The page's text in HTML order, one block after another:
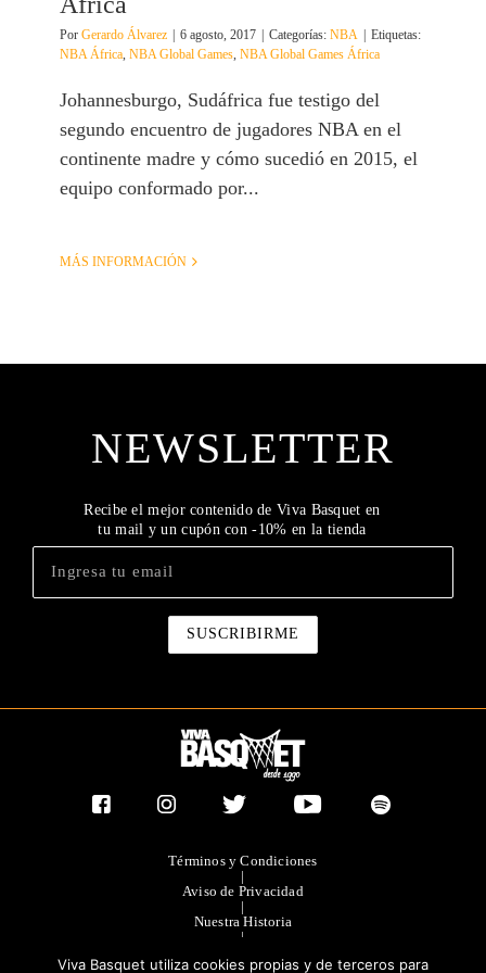
Por Gerardo Álvarez 6 agosto, 2017 Categorías: NBA
Etiquetas:
NBA África, NBA Global Games, NBA Global Games África
Johannesburgo, Sudáfrica fue testigo del
segundo encuentro de jugadores NBA en el
continente madre y cómo sucedió en 2015, el
equipo conformado por...
MÁS INFORMACIÓN
NEWSLETTER
Recibe el mejor contenido de Viva Basquet en
tu mail y un cupón con -10% en la tienda
Términos y Condiciones
|
Aviso de Privacidad
|
Nuestra Historia
|
|
Viva Basquet utiliza cookies propias y de terceros para